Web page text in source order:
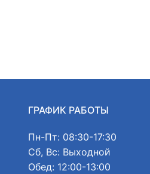
ГРАФИК РАБОТЫ
Пн-Пт: 08:30-17:30
Сб, Вс: Выходной
Обед: 12:00-13:00